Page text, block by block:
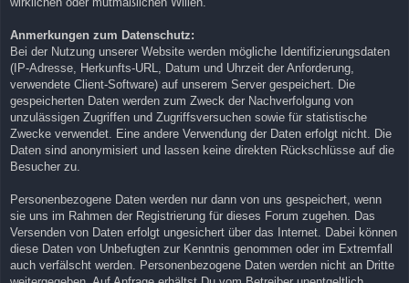
Anmerkungen zum Datenschutz:
Bei der Nutzung unserer Website werden mögliche Identifizierungsdaten
(IP-Adresse, Herkunfts-URL, Datum und Uhrzeit der Anforderung,
verwendete Client-Software) auf unserem Server gespeichert. Die
gespeicherten Daten werden zum Zweck der Nachverfolgung von
unzulässigen Zugriffen und Zugriffsversuchen sowie für statistische
Zwecke verwendet. Eine andere Verwendung der Daten erfolgt nicht. Die
Daten sind anonymisiert und lassen keine direkten Rückschlüsse auf die
Besucher zu.
Personenbezogene Daten werden nur dann von uns gespeichert, wenn
sie uns im Rahmen der Registrierung für dieses Forum zugehen. Das
Versenden von Daten erfolgt ungesichert über das Internet. Dabei können
diese Daten von Unbefugten zur Kenntnis genommen oder im Extremfall
auch verfälscht werden. Personenbezogene Daten werden nicht an Dritte